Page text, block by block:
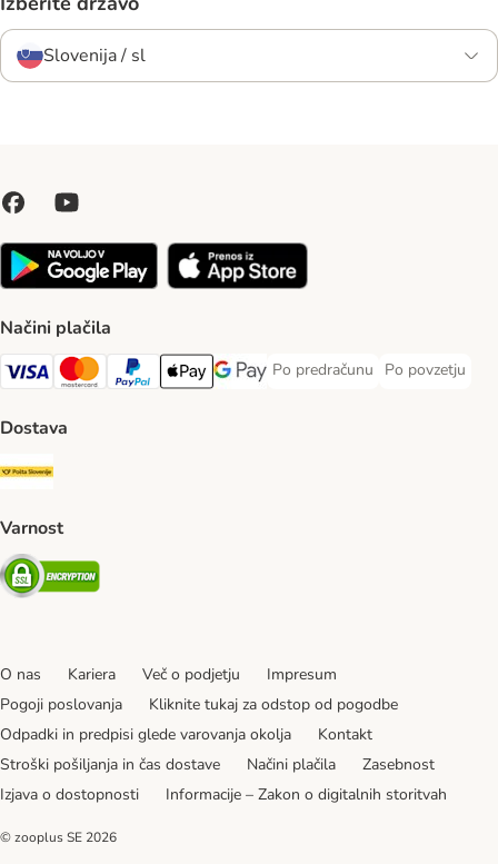
Slovenija / sl
Načini plačila
Visa Payment Method
MasterCard Payment Method
PayPal Payment Method
Apple Pay Payment Method
Google pay Payment Method
Po predračunu
Po predračunu Payment Method
Po povzetju
Po povzetju
Dostava
Pošta Slovenije Shipping Method
Varnost
Security
O nas Kariera Več o podjetju
Impresum
Pogoji poslovanja
Kliknite tukaj za odstop od pogodbe
Odpadki in predpisi glede varovanja okolja
Kontakt
Stroški pošiljanja in čas dostave
Načini plačila
Zasebnost
Izjava o dostopnosti
Informacije – Zakon o digitalnih storitvah
© zooplus SE 2026